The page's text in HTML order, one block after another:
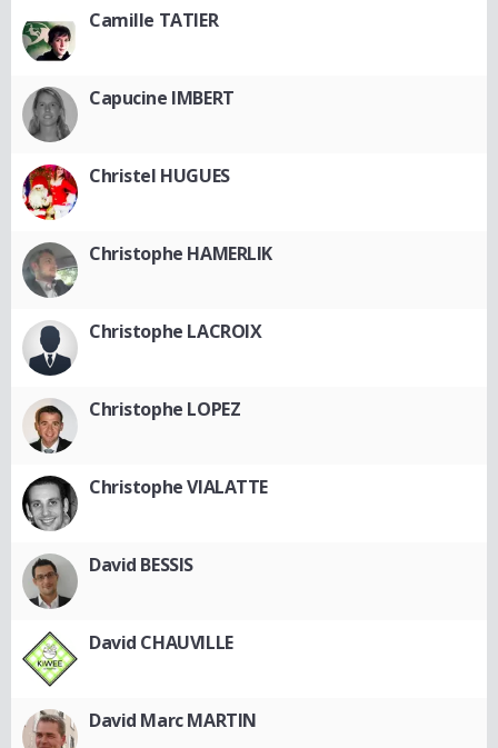
Camille TATIER
Capucine IMBERT
Christel HUGUES
Christophe HAMERLIK
Christophe LACROIX
Christophe LOPEZ
Christophe VIALATTE
David BESSIS
David CHAUVILLE
David Marc MARTIN